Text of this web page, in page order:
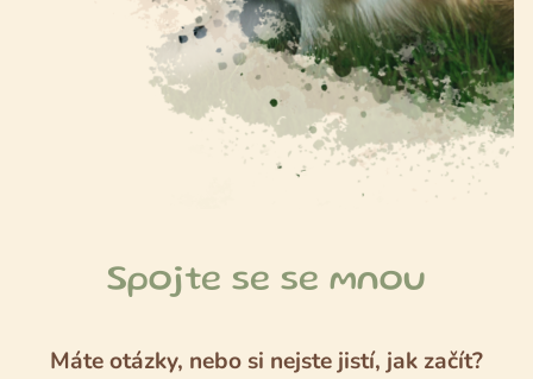
Spojte se se mnou
Máte otázky, nebo si nejste jistí, jak začít?